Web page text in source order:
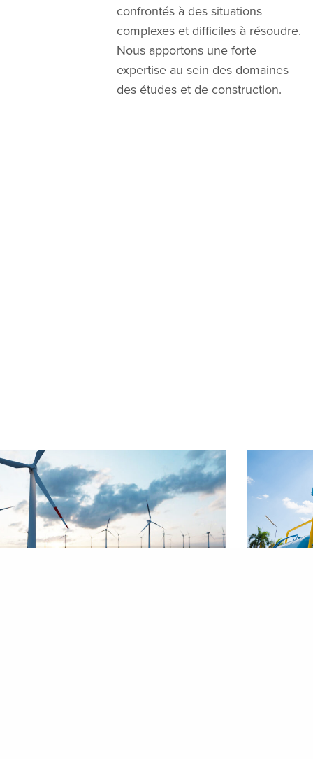
confrontés à des situations
complexes et difficiles à résoudre.
Nous apportons une forte
expertise au sein des domaines
des études et de construction.